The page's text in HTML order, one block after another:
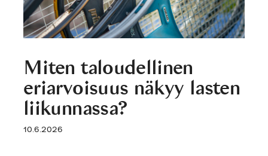
Miten taloudellinen
eriarvoisuus näkyy lasten
liikunnassa?
10.6.2026